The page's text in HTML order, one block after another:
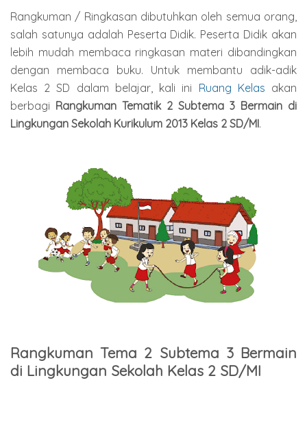
Rangkuman / Ringkasan dibutuhkan oleh semua orang,
salah satunya adalah Peserta Didik. Peserta Didik akan
lebih mudah membaca ringkasan materi dibandingkan
dengan membaca buku. Untuk membantu adik-adik
Kelas 2 SD dalam belajar, kali ini Ruang Kelas akan
berbagi Rangkuman Tematik 2 Subtema 3 Bermain di
Lingkungan Sekolah Kurikulum 2013 Kelas 2 SD/MI.
Rangkuman Tema 2 Subtema 3 Bermain
di Lingkungan Sekolah Kelas 2 SD/MI